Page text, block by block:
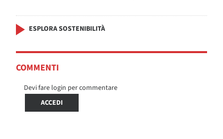
ESPLORA SOSTENIBILITÀ
COMMENTI
Devi fare login per commentare
ACCEDI